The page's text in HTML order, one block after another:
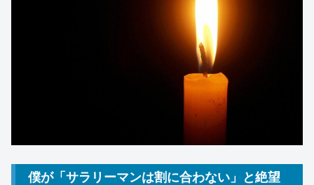
僕が「サラリーマンは割に合わない」と絶望